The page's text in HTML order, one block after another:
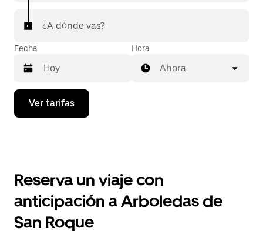
¿A dónde vas?
Fecha
Presiona
flecha
el
y
selecciona
una
Hora
Ahora
Ver tarifas
Reserva un viaje con
anticipación a Arboledas de
San Roque